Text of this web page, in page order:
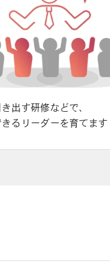
出す研修などで、
るリーダーを育てます